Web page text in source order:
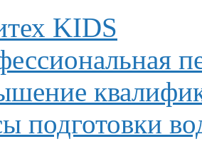
KIDS
подготовки